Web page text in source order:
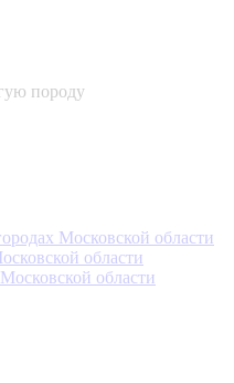
породу
Московской области
области
области